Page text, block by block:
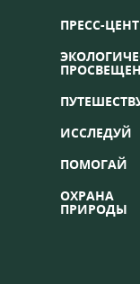
ПРЕСС-
ИССЛЕДУЙ
ПОМОГАЙ
ОХРАНА
ПРИРОДЫ